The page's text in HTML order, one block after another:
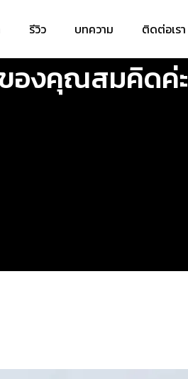
รีวิว บทความ ติดต่อเรา
องคุณสมคิดค่ะ